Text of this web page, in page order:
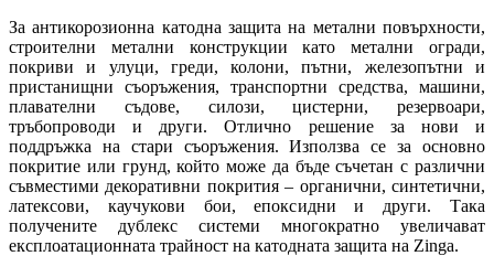
За антикорозионна катодна защита на метални повърхности,
строителни метални конструкции като метални огради,
покриви и улуци, греди, колони, пътни, железопътни и
пристанищни съоръжения, транспортни средства, машини,
плавателни съдове, силози, цистерни, резервоари,
тръбопроводи и други. Отлично решение за нови и
поддръжка на стари съоръжения. Използва се за основно
покритие или грунд, който може да бъде съчетан с различни
съвместими декоративни покрития – органични, синтетични,
латексови, каучукови бои, епоксидни и други. Така
получените дублекс системи многократно увеличават
експлоатационната трайност на катодната защита на Zinga.